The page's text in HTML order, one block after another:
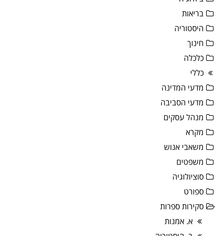
בריאות
היסטוריה
חינוך
כלכלה
כללי
מדעי המדינה
מדעי הסביבה
מנהל עסקים
מקרא
משאבי אנוש
משפטים
סוציולוגיה
ספורט
סקירות ספרות
א. אמנות